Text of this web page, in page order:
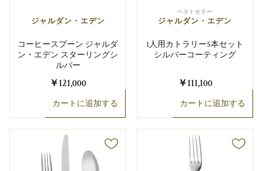
ジャルダン・エデン
コーヒースプーン ジャルダ
ン・エデン スターリングシ
ルバー
￥121,000
カートに追加する
ベストセラー
ジャルダン・エデン
1人用カトラリー5本セット
シルバーコーティング
￥111,100
カートに追加する